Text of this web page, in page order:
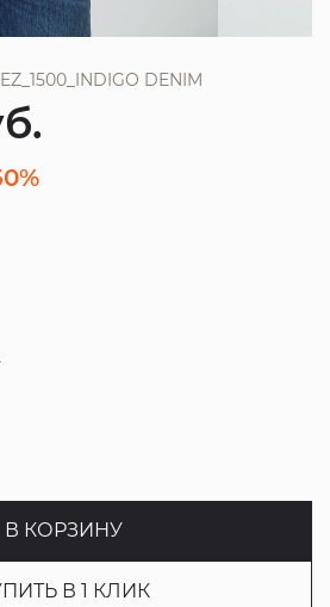
DENIM
В КОРЗИНУ
В 1 КЛИК